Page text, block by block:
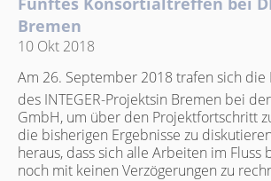
Bremen
10 Okt 2018
Am 26. September 2018 trafen sich
des INTEGER-Projektsin Bremen bei
GmbH, um über den Projektfortschritt
die bisherigen Ergebnisse zu
heraus, dass sich alle Arbeiten im Fluss
noch mit keinen Verzögerungen zu